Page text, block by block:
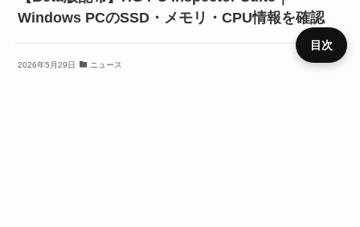
Windows PCのSSD・メモリ・CPU情報を確認
2026年5月29日 ニュース
目次